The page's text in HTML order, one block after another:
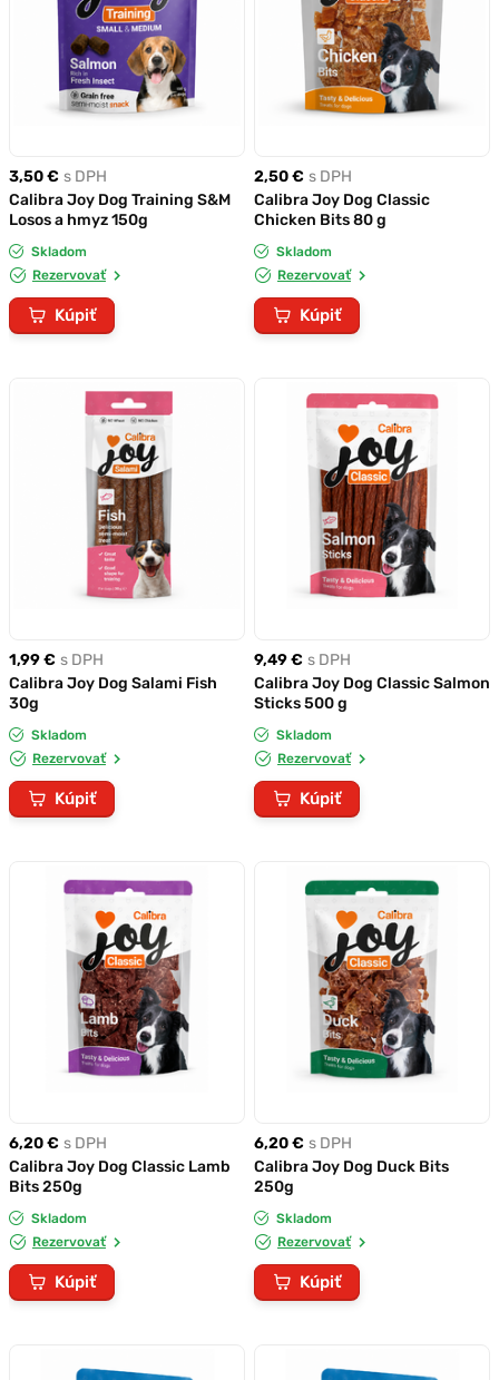
3,50 € s DPH
Calibra Joy Dog Training S&M
Losos a hmyz 150g
Skladom
Rezervovať
Kúpiť
2,50 € s DPH
Calibra Joy Dog Classic
Chicken Bits 80 g
Skladom
Rezervovať
Kúpiť
1,99 € s DPH
Calibra Joy Dog Salami Fish
30g
Skladom
Rezervovať
Kúpiť
9,49 € s DPH
Calibra Joy Dog Classic Salmon
Sticks 500 g
Skladom
Rezervovať
Kúpiť
6,20 € s DPH
Calibra Joy Dog Classic Lamb
Bits 250g
Skladom
Rezervovať
Kúpiť
6,20 € s DPH
Calibra Joy Dog Duck Bits
250g
Skladom
Rezervovať
Kúpiť